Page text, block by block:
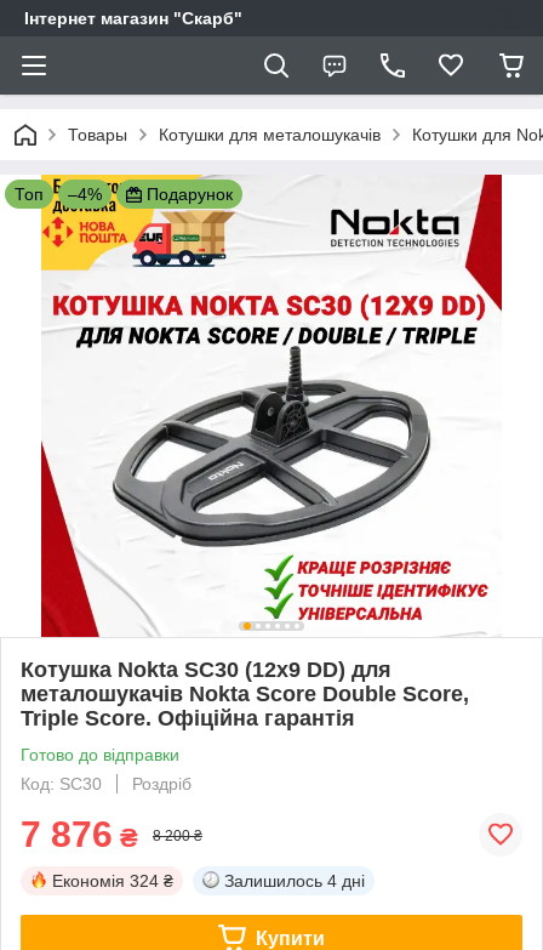
Інтернет магазин "Скарб"
Товары Котушки для металошукачів Котушки для
Топ –4% Подарунок
Котушка Nokta SC30 (12x9 DD) для
металошукачів Nokta Score Double Score,
Triple Score. Офіційна гарантія
Готово до відправки
Код: SC30
Роздріб
7 876 ₴ 8 200 ₴
Економія 324 ₴ Залишилось 4 дні
Купити